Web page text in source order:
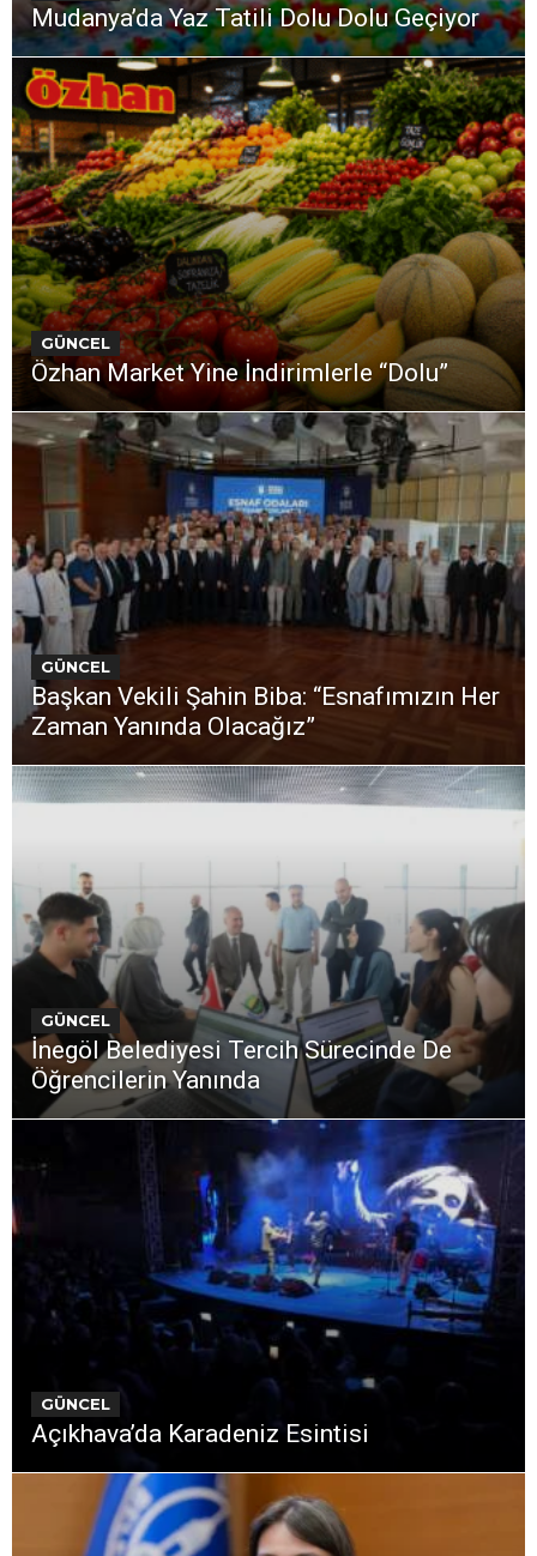
Mudanya’da Yaz Tatili Dolu Dolu Geçiyor
GÜNCEL
Özhan Market Yine İndirimlerle “Dolu”
GÜNCEL
Başkan Vekili Şahin Biba: “Esnafımızın Her
Zaman Yanında Olacağız”
GÜNCEL
İnegöl Belediyesi Tercih Sürecinde De
Öğrencilerin Yanında
GÜNCEL
Açıkhava’da Karadeniz Esintisi